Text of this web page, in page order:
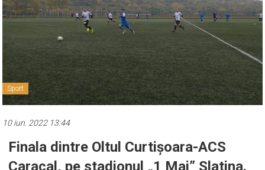
Sport
10 iun. 2022 13:44
Finala dintre Oltul Curtișoara-ACS
Caracal, pe stadionul „1 Mai” Slatina.